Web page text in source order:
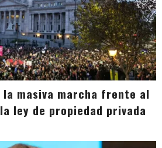
masiva marcha frente al
ley de propiedad privada